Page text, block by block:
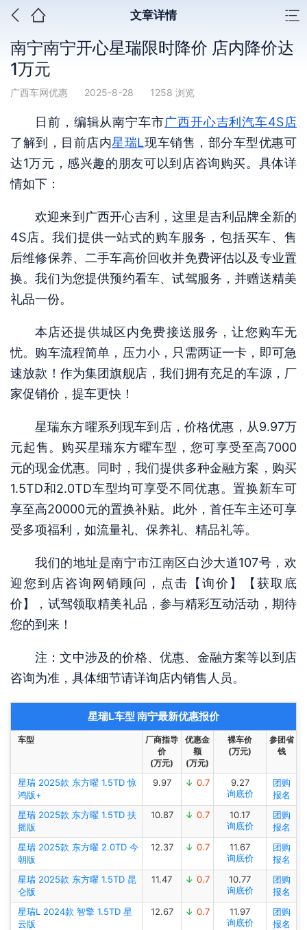
文章详情
南宁南宁开心星瑞限时降价 店内降价达
1万元
广西车网优惠 2025-8-28 1258 浏览
日前，编辑从南宁车市广西开心吉利汽车4S店
了解到，目前店内星瑞L现车销售，部分车型优惠可
达1万元，感兴趣的朋友可以到店咨询购买。具体详
情如下：
欢迎来到广西开心吉利，这里是吉利品牌全新的
4S店。我们提供一站式的购车服务，包括买车、售
后维修保养、二手车高价回收并免费评估以及专业置
换。我们为您提供预约看车、试驾服务，并赠送精美
礼品一份。
本店还提供城区内免费接送服务，让您购车无
忧。购车流程简单，压力小，只需两证一卡，即可急
速放款！作为集团旗舰店，我们拥有充足的车源，厂
家促销价，提车更快！
星瑞东方曜系列现车到店，价格优惠，从9.97万
元起售。购买星瑞东方曜车型，您可享受至高7000
元的现金优惠。同时，我们提供多种金融方案，购买
1.5TD和2.0TD车型均可享受不同优惠。置换新车可
享至高20000元的置换补贴。此外，首任车主还可享
受多项福利，如流量礼、保养礼、精品礼等。
我们的地址是南宁市江南区白沙大道107号，欢
迎您到店咨询网销顾问，点击【询价】【获取底
价】，试驾领取精美礼品，参与精彩互动活动，期待
您的到来！
注：文中涉及的价格、优惠、金融方案等以到店
咨询为准，具体细节请详询店内销售人员。
星瑞L车型 南宁最新优惠报价
车型
厂商指导
价
(万元)
优惠金
额
(万元)
裸车价
(万元)
参团省
钱
星瑞 2025款 东方曜 1.5TD 惊
鸿版+
9.97 ↓ 0.7
9.27
询底价
团购
报名
星瑞 2025款 东方曜 1.5TD 扶
摇版
10.87 ↓ 0.7
10.17
询底价
团购
报名
星瑞 2025款 东方曜 2.0TD 今
朝版
12.37 ↓ 0.7
11.67
询底价
团购
报名
星瑞 2025款 东方曜 1.5TD 昆
仑版
11.47 ↓ 0.7
10.77
询底价
团购
报名
星瑞L 2024款 智擎 1.5TD 星
云版
12.67 ↓ 0.7
11.97
询底价
团购
报名